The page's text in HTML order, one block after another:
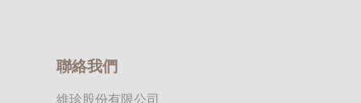
聯絡我們
維珍股份有限公司